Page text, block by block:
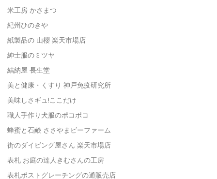
米工房 かさまつ
紀州ひのきや
紙製品の 山櫻 楽天市場店
紳士服のミツヤ
結納屋 長生堂
美と健康・くすり 神戸免疫研究所
美味しさギュ!ここだけ
職人手作り犬服のポコポコ
蜂蜜と石鹸 ささやまビーファーム
街のダイビング屋さん 楽天市場店
表札 お庭の達人きむさんの工房
表札ポストグレーチングの通販売店